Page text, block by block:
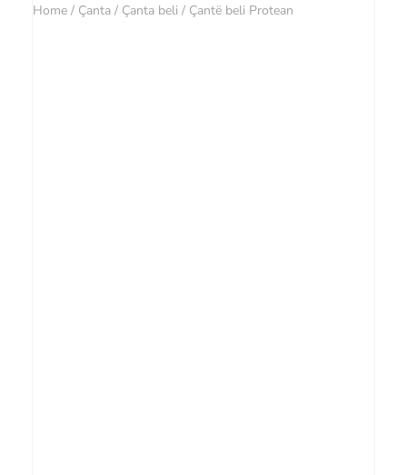
Home / Çanta / Çanta beli / Çantë beli Protean